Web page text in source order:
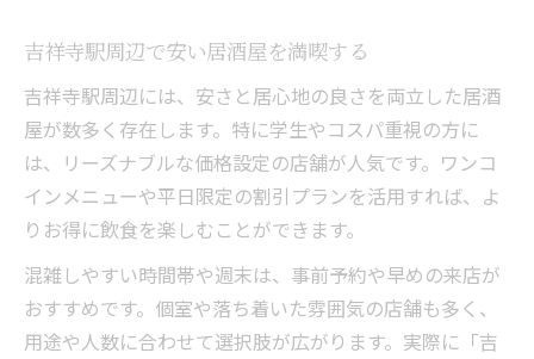
吉祥寺駅周辺で安い居酒屋を満喫する
吉祥寺駅周辺には、安さと居心地の良さを両立した居酒
屋が数多く存在します。特に学生やコスパ重視の方に
は、リーズナブルな価格設定の店舗が人気です。ワンコ
インメニューや平日限定の割引プランを活用すれば、よ
りお得に飲食を楽しむことができます。
混雑しやすい時間帯や週末は、事前予約や早めの来店が
おすすめです。個室や落ち着いた雰囲気の店舗も多く、
用途や人数に合わせて選択肢が広がります。実際に「吉